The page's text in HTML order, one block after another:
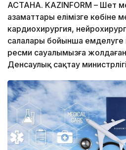
АСТАНА. KAZINFORM – Шет
азаматтары елімізге көбіне
кардиохирургия,
салалары бойынша емделуге
ресми сауалымызға
Денсаулық сақтау